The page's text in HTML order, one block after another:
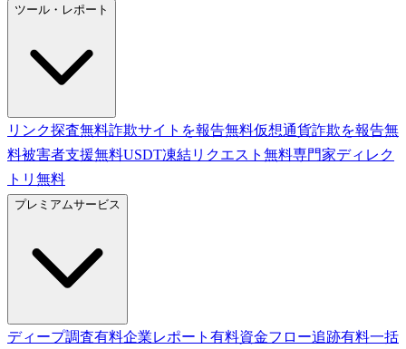
ツール・レポート
リンク探査無料詐欺サイトを報告無料仮想通貨詐欺を報告無
料被害者支援無料USDT凍結リクエスト 無料専門家ディレク
トリ 無料
プレミアムサービス
ディープ調査有料企業レポート 有料資金フロー追跡有料一括